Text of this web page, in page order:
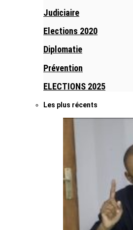
Judiciaire
Elections 2020
Diplomatie
Prévention
ELECTIONS 2025
Les plus récents